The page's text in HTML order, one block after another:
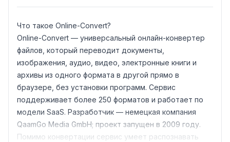
Что такое Online-Convert?
Online-Convert — универсальный онлайн-конвертер
файлов, который переводит документы,
изображения, аудио, видео, электронные книги и
архивы из одного формата в другой прямо в
браузере, без установки программ. Сервис
поддерживает более 250 форматов и работает по
модели SaaS. Разработчик — немецкая компания
QaamGo Media GmbH; проект запущен в 2009 году.
Помимо конвертации сервис умеет распознавать